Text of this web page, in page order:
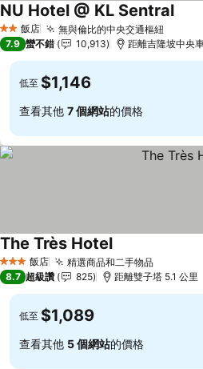
2 星級飯店 無與倫比的中央交通樞紐查看價
NU Hotel @ KL Sentral查看
7.9 蠻不錯 10,913 距離吉隆坡中央
低至 $1,146
查看其他 7 個網站的價格
3 星級 飯店 精選商品和二手物品查看價格
The Très Hotel查看價格
8.7 超級讚 825 距離雙子塔 5.1 公里
低至 $1,089
查看其他 5 個網站的價格